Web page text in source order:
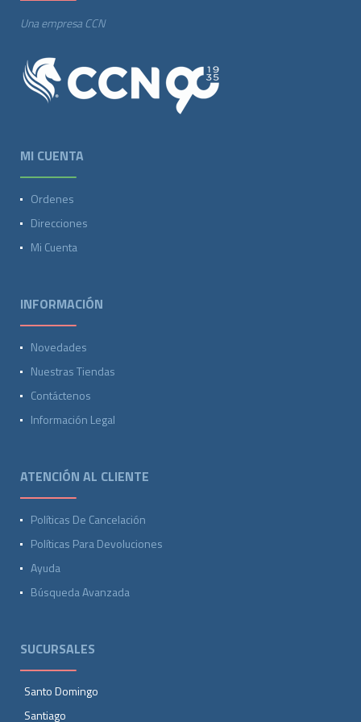
Una empresa CCN
MI CUENTA
Ordenes
Direcciones
Mi Cuenta
INFORMACIÓN
Novedades
Nuestras Tiendas
Contáctenos
Información Legal
ATENCIÓN AL CLIENTE
Políticas De Cancelación
Políticas Para Devoluciones
Ayuda
Búsqueda Avanzada
SUCURSALES
Santo Domingo
Santiago